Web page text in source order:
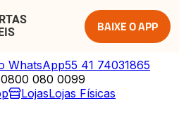
BAIXE O APP
WhatsApp55 41 74031865
0800 080 0099
LojasLojas Físicas